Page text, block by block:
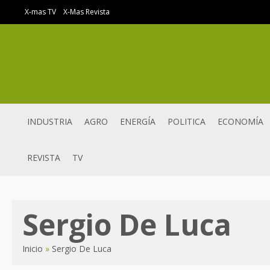
al
X-mas TV X-Mas Revista
INDUSTRIA AGRO ENERGÍA POLITICA ECONOMÍA
REVISTA TV
Sergio De Luca
Inicio Sergio De Luca